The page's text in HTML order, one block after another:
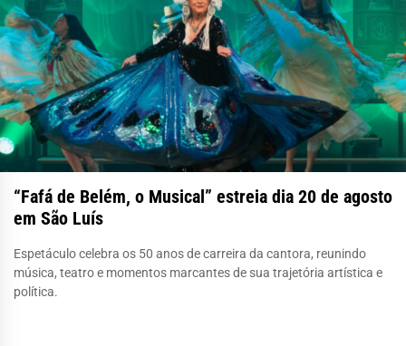
“Fafá de Belém, o Musical” estreia dia 20 de agosto
em São Luís
Espetáculo celebra os 50 anos de carreira da cantora, reunindo
música, teatro e momentos marcantes de sua trajetória artística e
política.